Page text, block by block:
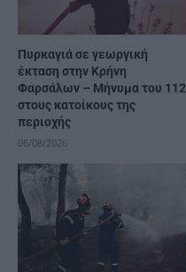
Πυρκαγιά σε γεωργική
έκταση στην Κρήνη
Φαρσάλων – Μήνυμα του 112
στους κατοίκους της
περιοχής
06/08/2026